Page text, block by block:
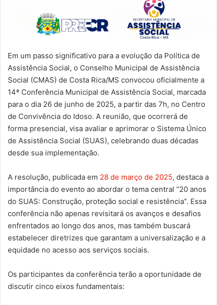
Em um passo significativo para a evolução da Política de
Assistência Social, o Conselho Municipal de Assistência
Social (CMAS) de Costa Rica/MS convocou oficialmente a
14ª Conferência Municipal de Assistência Social, marcada
para o dia 26 de junho de 2025, a partir das 7h, no Centro
de Convivência do Idoso. A reunião, que ocorrerá de
forma presencial, visa avaliar e aprimorar o Sistema Único
de Assistência Social (SUAS), celebrando duas décadas
desde sua implementação.
A resolução, publicada em 28 de março de 2025, destaca a
importância do evento ao abordar o tema central “20 anos
do SUAS: Construção, proteção social e resistência”. Essa
conferência não apenas revisitará os avanços e desafios
enfrentados ao longo dos anos, mas também buscará
estabelecer diretrizes que garantam a universalização e a
equidade no acesso aos serviços sociais.
Os participantes da conferência terão a oportunidade de
discutir cinco eixos fundamentais: